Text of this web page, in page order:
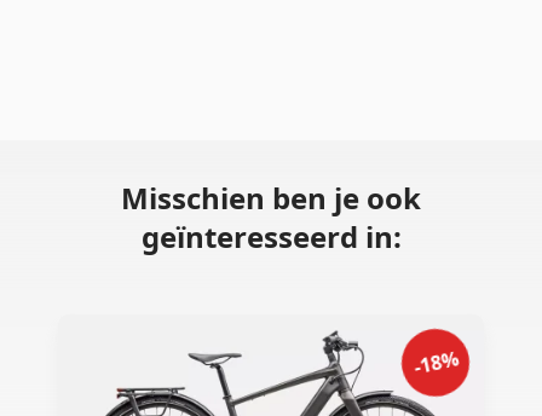
Misschien ben je ook
geïnteresseerd in:
-18%